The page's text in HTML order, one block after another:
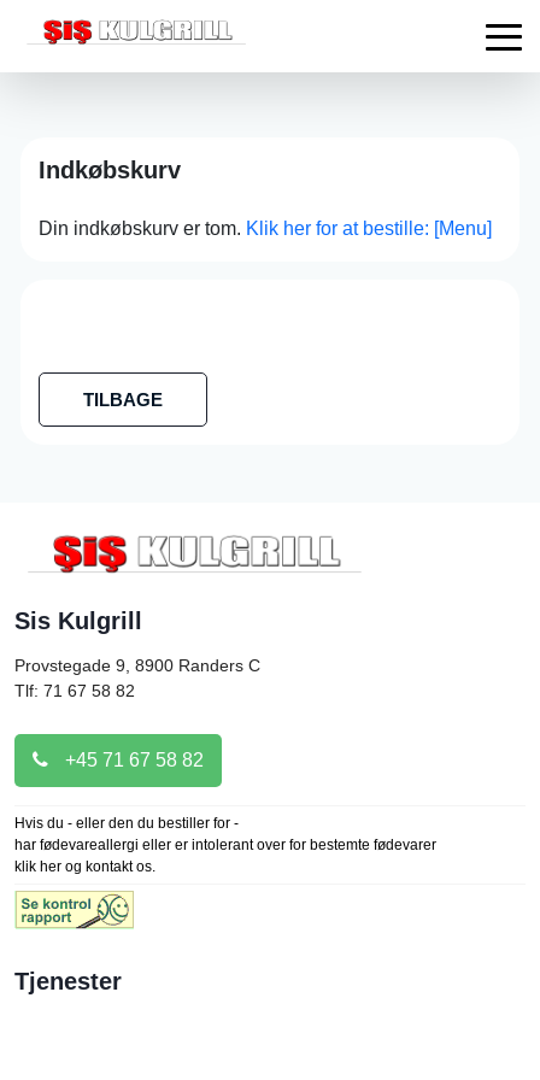
Indkøbskurv
Din indkøbskurv er tom. Klik her for at bestille: [Menu]
TILBAGE
Sis Kulgrill
Provstegade 9, 8900 Randers C
Tlf: 71 67 58 82
+45 71 67 58 82
Hvis du - eller den du bestiller for -
har fødevareallergi eller er intolerant over for bestemte fødevarer
klik her og kontakt os.
Tjenester